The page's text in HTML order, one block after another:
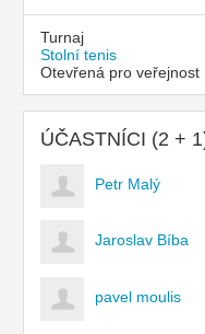
Turnaj
Stolní tenis
Otevřená pro veřejnost
ÚČASTNÍCI (2 +
Petr Malý
Jaroslav Bíba
pavel moulis